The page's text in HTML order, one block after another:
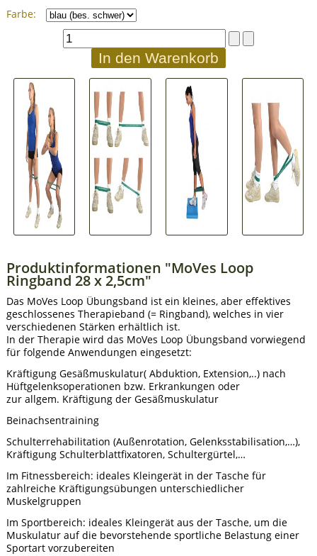
Farbe:
Produktinformationen "MoVes Loop
Ringband 28 x 2,5cm"
Das MoVes Loop Übungsband ist ein kleines, aber effektives
geschlossenes Therapieband (= Ringband), welches in vier
verschiedenen Stärken erhältlich ist.
In der Therapie wird das MoVes Loop Übungsband vorwiegend
für folgende Anwendungen eingesetzt:
Kräftigung Gesäßmuskulatur( Abduktion, Extension,..) nach
Hüftgelenksoperationen bzw. Erkrankungen oder
zur allgem. Kräftigung der Gesäßmuskulatur
Beinachsentraining
Schulterrehabilitation (Außenrotation, Gelenksstabilisation,…),
Kräftigung Schulterblattfixatoren, Schultergürtel,…
Im Fitnessbereich: ideales Kleingerät in der Tasche für
zahlreiche Kräftigungsübungen unterschiedlicher
Muskelgruppen
Im Sportbereich: ideales Kleingerät aus der Tasche, um die
Muskulatur auf die bevorstehende sportliche Belastung einer
Sportart vorzubereiten